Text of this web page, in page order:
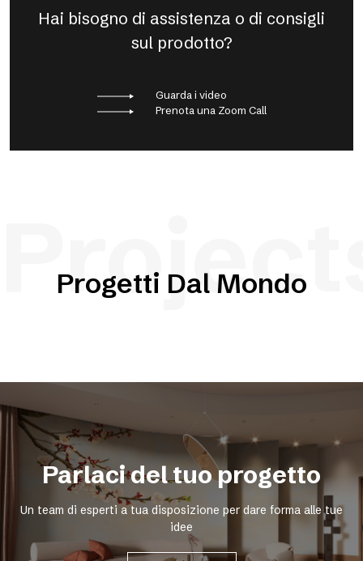
Hai bisogno di assistenza o di consigli
sul prodotto?
Guarda i video
Prenota una Zoom Call
Progetti Dal Mondo
Parlaci del tuo progetto
Un team di esperti a tua disposizione per dare forma alle tue
idee